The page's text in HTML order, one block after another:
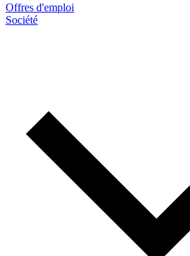
Offres d'emploi
Société